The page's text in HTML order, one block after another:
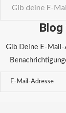
Gib Deine E-Mail-